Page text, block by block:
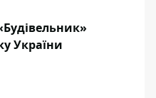
України